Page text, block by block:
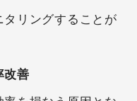
リングすることが
改善